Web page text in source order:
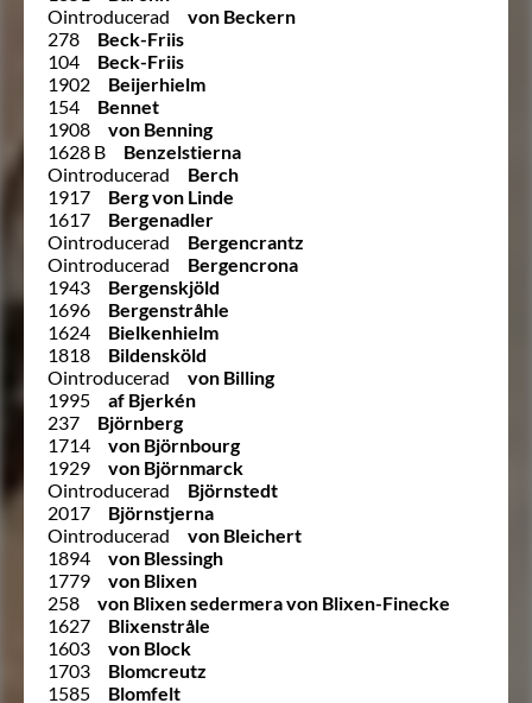
Ointroducerad
von Beckern
278
Beck-Friis
104
Beck-Friis
1902
Beijerhielm
154
Bennet
1908
von Benning
1628 B
Benzelstierna
Ointroducerad
Berch
1917
Berg von Linde
1617
Bergenadler
Ointroducerad
Bergencrantz
Ointroducerad
Bergencrona
1943
Bergenskjöld
1696
Bergenstråhle
1624
Bielkenhielm
1818
Bildensköld
Ointroducerad
von Billing
1995
af Bjerkén
237
Björnberg
1714
von Björnbourg
1929
von Björnmarck
Ointroducerad
Björnstedt
2017
Björnstjerna
Ointroducerad
von Bleichert
1894
von Blessingh
1779
von Blixen
258
von Blixen sedermera von Blixen-Finecke
1627
Blixenstråle
1603
von Block
1703
Blomcreutz
1585
Blomfelt